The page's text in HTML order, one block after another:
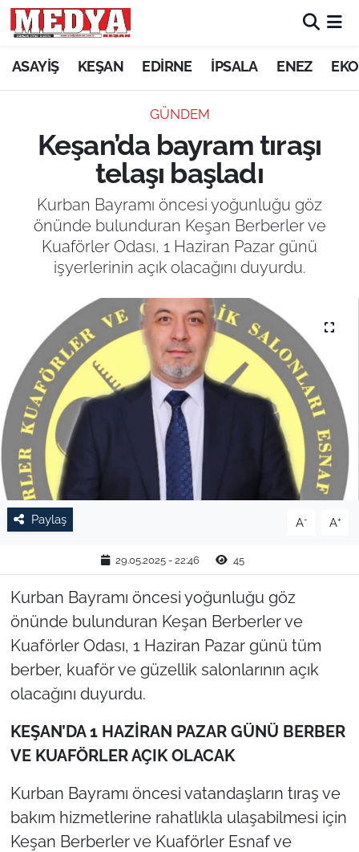
ASAYİŞ KEŞAN EDİRNE İPSALA ENEZ
GÜNDEM
Keşan’da bayram tıraşı
telaşı başladı
Kurban Bayramı öncesi yoğunluğu göz
önünde bulunduran Keşan Berberler ve
Kuaförler Odası, 1 Haziran Pazar günü
işyerlerinin açık olacağını duyurdu.
Paylaş A- A+
29.05.2025 - 22:46 45
Kurban Bayramı öncesi yoğunluğu göz
önünde bulunduran Keşan Berberler ve
Kuaförler Odası, 1 Haziran Pazar günü tüm
berber, kuaför ve güzellik salonlarının açık
olacağını duyurdu.
KEŞAN’DA 1 HAZİRAN PAZAR GÜNÜ BERBER
VE KUAFÖRLER AÇIK OLACAK
Kurban Bayramı öncesi vatandaşların tıraş ve
bakım hizmetlerine rahatlıkla ulaşabilmesi için
Keşan Berberler ve Kuaförler Esnaf ve
KEŞAN
ASAYİŞ
SİYASET
GÜNDEM
EKONOMİ
SAĞLIK
EĞİTİM
TARIM VE HAYVANCILIK
KÜLTÜR SANAT
RESMİ İLAN
SPOR
EDİRNE
KIRKLARELİ
TÜRKİYE
Bölge
Güvenlik